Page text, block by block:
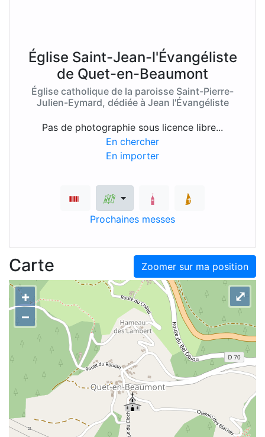
Église Saint-Jean-l'Évangéliste
de Quet-en-Beaumont
Église catholique de la paroisse Saint-Pierre-
Julien-Eymard, dédiée à Jean l'Évangéliste
Pas de photographie sous licence libre...
En chercher
En importer
Prochaines messes
Zoomer sur ma position
Carte
+
–
⤢